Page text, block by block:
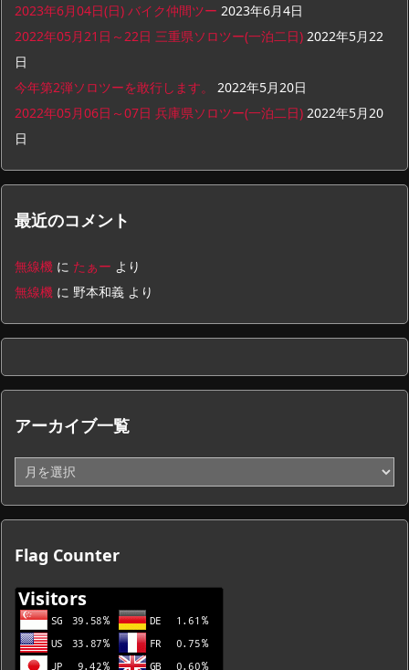
2023年6月04日(日) バイク仲間ツー 2023年6月4日
2022年05月21日～22日 三重県ソロツー(一泊二日) 2022年5月22
日
今年第2弾ソロツーを敢行します。
2022年5月20日
2022年05月06日～07日 兵庫県ソロツー(一泊二日) 2022年5月20
日
最近のコメント
無線機 に たぁー より
無線機 に 野本和義 より
アーカイブ一覧
ー
カ
イ
一
Flag Counter